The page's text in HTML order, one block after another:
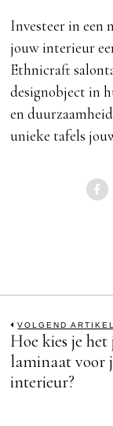
Investeer in een
jouw interieur
Ethnicraft
designobject in
en
unieke tafels
Bericht
navigatie
VOLGEND ARTIKEL
Previous
post:
Hoe kies je het
laminaat voor
interieur?